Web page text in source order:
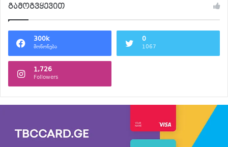
გამოგვყევით
300k
მოწონება
0
1067
1,726
Followers